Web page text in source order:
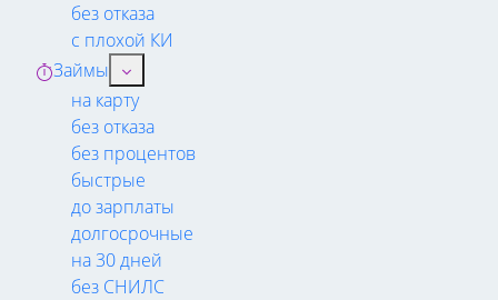
без отказа
с плохой КИ
Займы
на карту
без отказа
без процентов
быстрые
до зарплаты
долгосрочные
на 30 дней
без СНИЛС